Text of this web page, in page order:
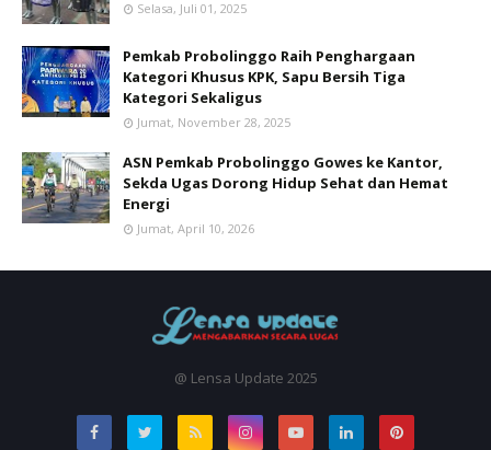
Selasa, Juli 01, 2025
Pemkab Probolinggo Raih Penghargaan
Kategori Khusus KPK, Sapu Bersih Tiga
Kategori Sekaligus
Jumat, November 28, 2025
ASN Pemkab Probolinggo Gowes ke Kantor,
Sekda Ugas Dorong Hidup Sehat dan Hemat
Energi
Jumat, April 10, 2026
@ Lensa Update 2025